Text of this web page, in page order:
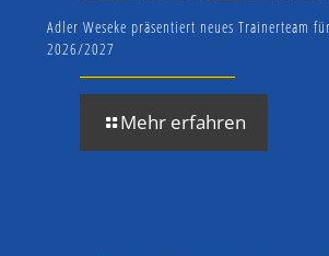
Adler Weseke präsentiert neues Trainerteam
2026/2027
Mehr erfahren